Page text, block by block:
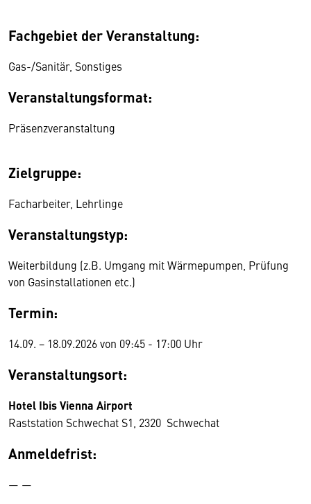
Fachgebiet der Veranstaltung:
Gas-/Sanitär, Sonstiges
Veranstaltungsformat:
Präsenzveranstaltung
Zielgruppe:
Facharbeiter, Lehrlinge
Veranstaltungstyp:
Weiterbildung (z.B. Umgang mit Wärmepumpen, Prüfung
von Gasinstallationen etc.)
Termin:
14.09. − 18.09.2026 von 09:45 - 17:00 Uhr
Veranstaltungsort:
Hotel Ibis Vienna Airport
Raststation Schwechat S1, 2320 Schwechat
Anmeldefrist:
— —